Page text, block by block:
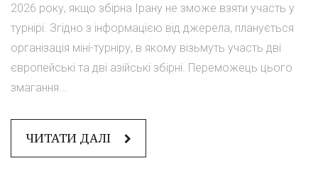
2026 року, якщо збірна Ірану не зможе взяти участь у
турнірі. Згідно з інформацією від джерела, планується
організація міні-турніру, в якому візьмуть участь дві
європейські та дві азійські збірні. Переможець цього
змагання...
ЧИТАТИ ДАЛІ